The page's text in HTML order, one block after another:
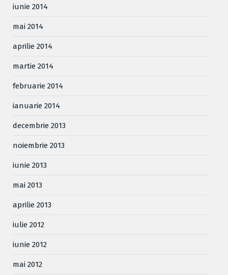
iunie 2014
mai 2014
aprilie 2014
martie 2014
februarie 2014
ianuarie 2014
decembrie 2013
noiembrie 2013
iunie 2013
mai 2013
aprilie 2013
iulie 2012
iunie 2012
mai 2012